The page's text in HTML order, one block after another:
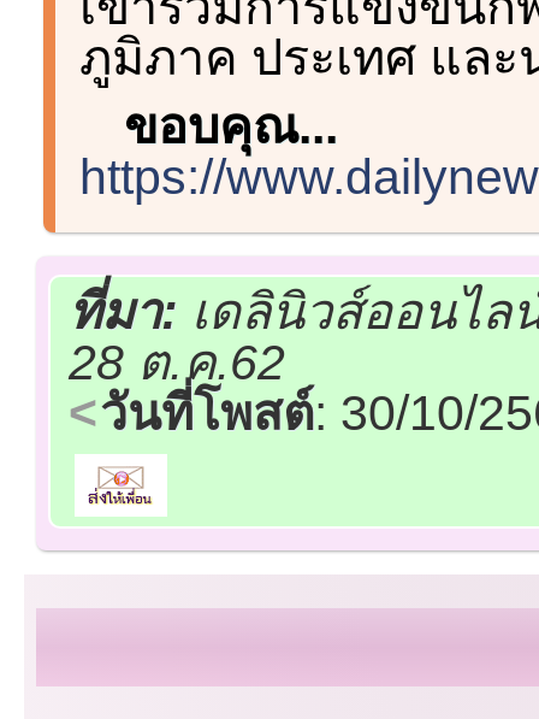
ภูมิภาค ประเทศ แล
ขอบคุณ...
https://
ที่มา: เดลินิวส์ออนไ
28 ต.ค.62
วันที่โพสต์: 30/10/